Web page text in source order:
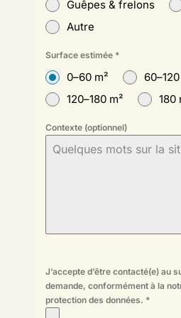
Guêpes & frelons
Autre
Surface estimée *
0–60 m²
120–180 m²
180
Contexte (optionnel)
J’accepte d’être contacté(e) au
demande, conformément à la
protection des données. *